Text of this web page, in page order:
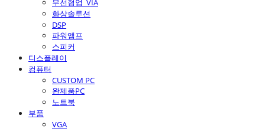
무선협업_VIA
화상솔루션
DSP
파워앰프
스피커
디스플레이
컴퓨터
CUSTOM PC
완제품PC
노트북
부품
VGA